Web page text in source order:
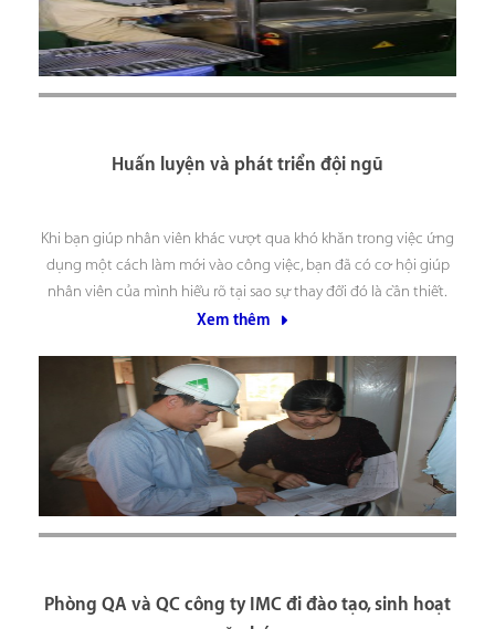
Huấn luyện và phát triển đội ngũ
Khi bạn giúp nhân viên khác vượt qua khó khăn trong việc ứng
dụng một cách làm mới vào công việc, bạn đã có cơ hội giúp
nhân viên của mình hiểu rõ tại sao sự thay đổi đó là cần thiết.
Dù không phải là những buổi đào tạo
Xem thêm
Phòng QA và QC công ty IMC đi đào tạo, sinh hoạt